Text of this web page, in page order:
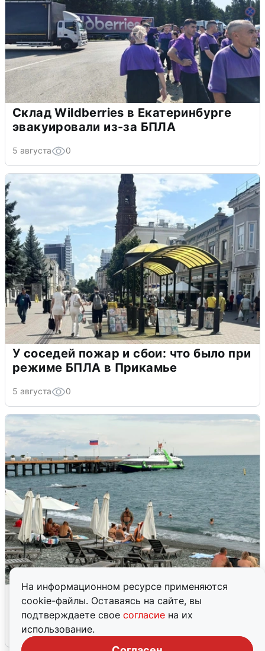
На информационном ресурсе применяются
cookie-файлы. Оставаясь на сайте, вы
подтверждаете свое согласие на их
использование.
Склад Wildberries в Екатеринбурге
эвакуировали из-за БПЛА
5 августа 0
У соседей пожар и сбои: что было при
режиме БПЛА в Прикамье
5 августа 0
Жители и туристы Сочи рассказали
об атаке БПЛА 5 августа
5 августа 0